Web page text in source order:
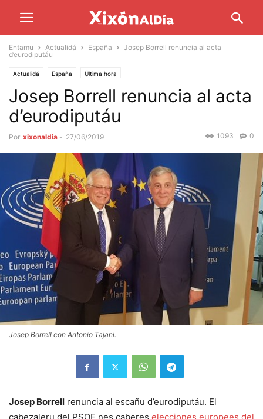
Entamu Actualidá España
Josep Borrell renuncia al acta
d’eurodiputáu
Actualidá España Última hora
Josep Borrell renuncia al acta
d’eurodiputáu
Por xixonaldia - 27/06/2019 0
1093
Josep Borrell con Antonio Tajani.
Josep Borrell renuncia al escañu d’eurodiputáu. El